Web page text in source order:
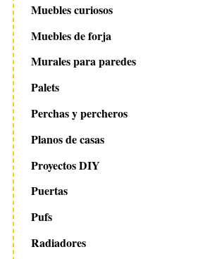
Muebles curiosos
Muebles de forja
Murales para paredes
Palets
Perchas y percheros
Planos de casas
Proyectos DIY
Puertas
Pufs
Radiadores